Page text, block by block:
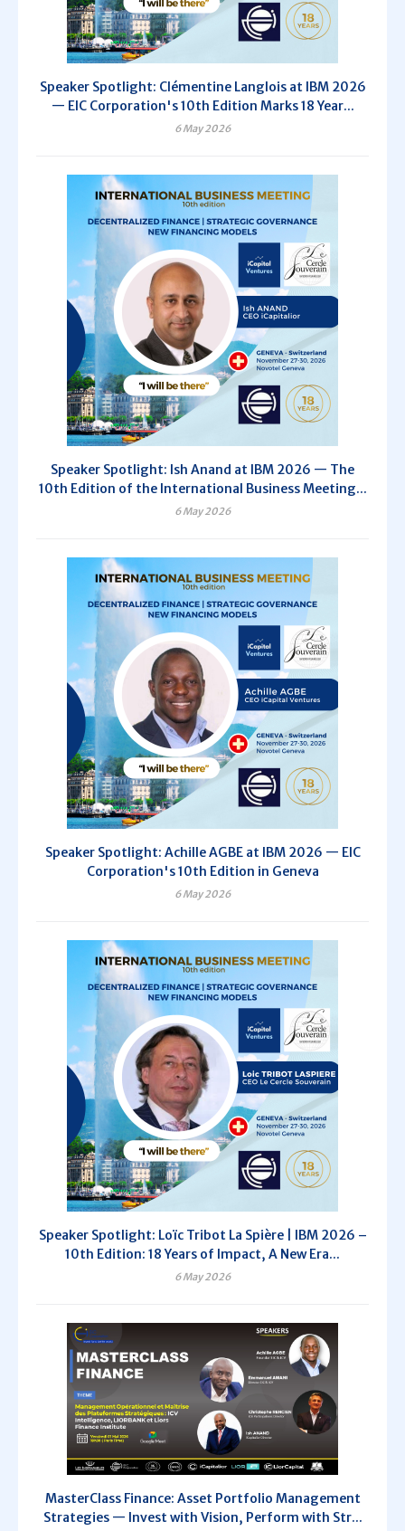
Speaker Spotlight: Clémentine Langlois at IBM 2026
— EIC Corporation's 10th Edition Marks 18 Year...
6 May 2026
Speaker Spotlight: Ish Anand at IBM 2026 — The
10th Edition of the International Business Meeting...
6 May 2026
Speaker Spotlight: Achille AGBE at IBM 2026 — EIC
Corporation's 10th Edition in Geneva
6 May 2026
Speaker Spotlight: Loïc Tribot La Spière | IBM 2026 –
10th Edition: 18 Years of Impact, A New Era...
6 May 2026
MasterClass Finance: Asset Portfolio Management
Strategies — Invest with Vision, Perform with Str...